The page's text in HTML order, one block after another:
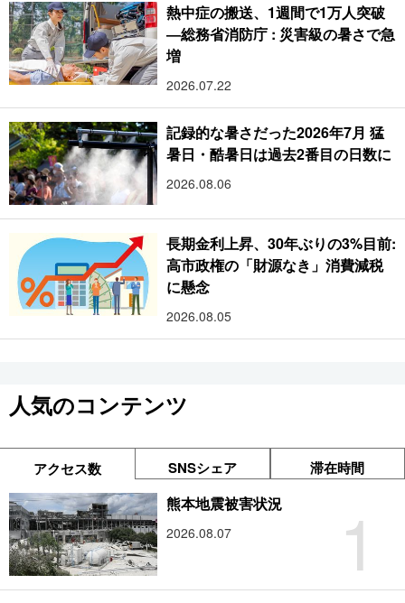
熱中症の搬送、1週間で1万人突破
―総務省消防庁 : 災害級の暑さで急
増
2026.07.22
記録的な暑さだった2026年7月 猛
暑日・酷暑日は過去2番目の日数に
2026.08.06
長期金利上昇、30年ぶりの3%目前:
高市政権の「財源なき」消費減税
に懸念
2026.08.05
人気のコンテンツ
アクセス数 SNSシェア 滞在時間
1
熊本地震被害状況
2026.08.07